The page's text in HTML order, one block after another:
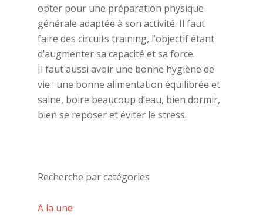
opter pour une préparation physique
générale adaptée à son activité. Il faut
faire des circuits training, l’objectif étant
d’augmenter sa capacité et sa force.
Il faut aussi avoir une bonne hygiène de
vie : une bonne alimentation équilibrée et
saine, boire beaucoup d’eau, bien dormir,
bien se reposer et éviter le stress.
Recherche par catégories
A la une